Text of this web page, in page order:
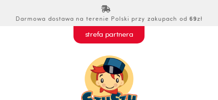
Darmowa dostawa na terenie Polski przy zakupach od 69zł
strefa partnera